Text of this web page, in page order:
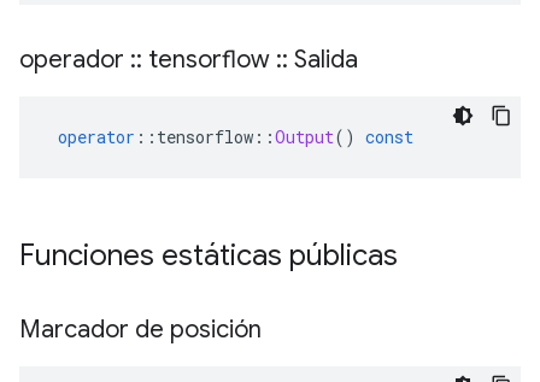
operador :: tensorflow :: Salida
operator :: tensorflow ::Output() const
Funciones estáticas públicas
Marcador de posición